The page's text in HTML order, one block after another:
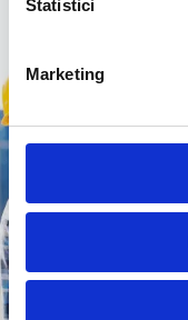
Statistici
Marketing